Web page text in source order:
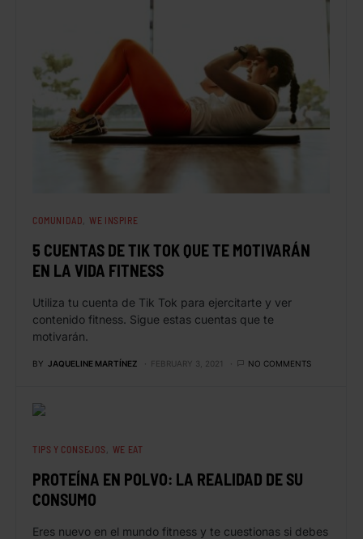
COMUNIDAD WE INSPIRE
5 CUENTAS DE TIK TOK QUE TE MOTIVARÁN
EN LA VIDA FITNESS
Utiliza tu cuenta de Tik Tok para ejercitarte y ver
contenido fitness. Sigue estas cuentas que te
motivarán.
BY JAQUELINE MARTÍNEZ FEBRUARY 3, 2021 NO COMMENTS
TIPS Y CONSEJOS WE EAT
PROTEÍNA EN POLVO: LA REALIDAD DE SU
CONSUMO
Eres nuevo en el mundo fitness y te cuestionas si debes